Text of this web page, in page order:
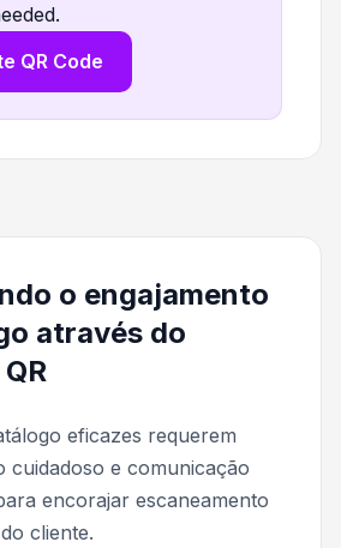
QR Code
o engajamento
através do
eficazes requerem
cuidadoso e comunicação
encorajar escaneamento
cliente.